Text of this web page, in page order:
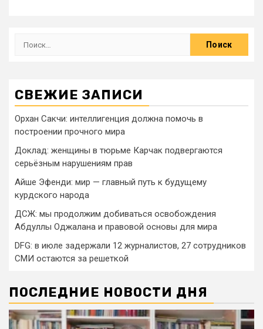
СВЕЖИЕ ЗАПИСИ
Орхан Сакчи: интеллигенция должна помочь в
построении прочного мира
Доклад: женщины в тюрьме Карчак подвергаются
серьёзным нарушениям прав
Айше Эфенди: мир — главный путь к будущему
курдского народа
ДСЖ: мы продолжим добиваться освобождения
Абдуллы Оджалана и правовой основы для мира
DFG: в июле задержали 12 журналистов, 27 сотрудников
СМИ остаются за решеткой
ПОСЛЕДНИЕ НОВОСТИ ДНЯ